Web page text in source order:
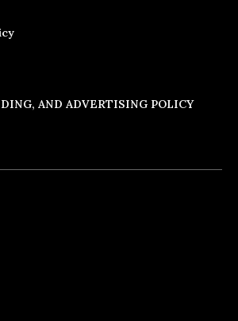
AND ADVERTISING POLICY